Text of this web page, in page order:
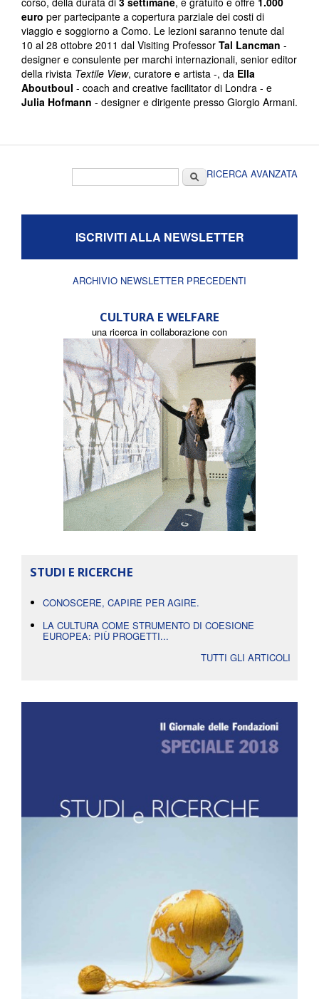
euro per partecipante a copertura parziale dei costi di
viaggio e soggiorno a Como. Le lezioni saranno tenute dal
10 al 28 ottobre 2011 dal Visiting Professor Tal Lancman -
designer e consulente per marchi internazionali, senior editor
della rivista Textile View, curatore e artista -, da Ella
Aboutboul - coach and creative facilitator di Londra - e
Julia Hofmann - designer e dirigente presso Giorgio Armani.
CercaRICERCA AVANZATA
ISCRIVITI ALLA NEWSLETTER
ARCHIVIO NEWSLETTER PRECEDENTI
CULTURA E WELFARE
una ricerca in collaborazione con
STUDI E RICERCHE
CONOSCERE, CAPIRE PER AGIRE.
LA CULTURA COME STRUMENTO DI COESIONE
EUROPEA: PIÙ PROGETTI...
TUTTI GLI ARTICOLI